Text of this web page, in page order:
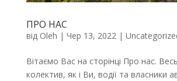
ПРО НАС
від Oleh | Чер 13, 2022|
Вітаємо Вас на сторінці Про нас.
колектив, як і Ви, водії та власники